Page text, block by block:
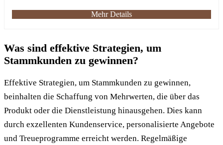
Mehr Details
Was sind effektive Strategien, um
Stammkunden zu gewinnen?
Effektive Strategien, um Stammkunden zu gewinnen,
beinhalten die Schaffung von Mehrwerten, die über das
Produkt oder die Dienstleistung hinausgehen. Dies kann
durch exzellenten Kundenservice, personalisierte Angebote
und Treueprogramme erreicht werden. Regelmäßige